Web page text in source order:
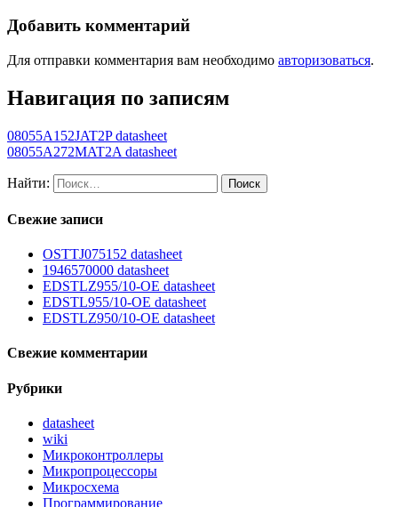
Добавить комментарий
Для отправки комментария вам необходимо авторизоваться.
Навигация по записям
08055A152JAT2P datasheet
08055A272MAT2A datasheet
Найти:
Свежие записи
OSTTJ075152 datasheet
1946570000 datasheet
EDSTLZ955/10-OE datasheet
EDSTL955/10-OE datasheet
EDSTLZ950/10-OE datasheet
Свежие комментарии
Рубрики
datasheet
wiki
Микроконтроллеры
Микропроцессоры
Микросхема
Программирование